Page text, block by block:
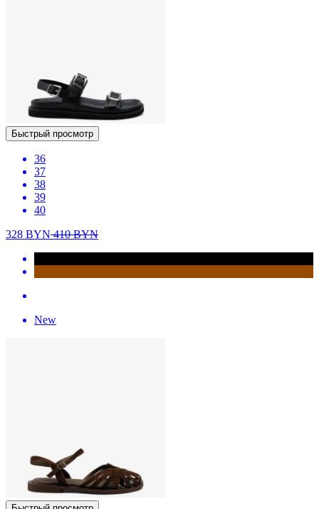
Быстрый просмотр
36
37
38
39
40
328 BYN410BYN
New